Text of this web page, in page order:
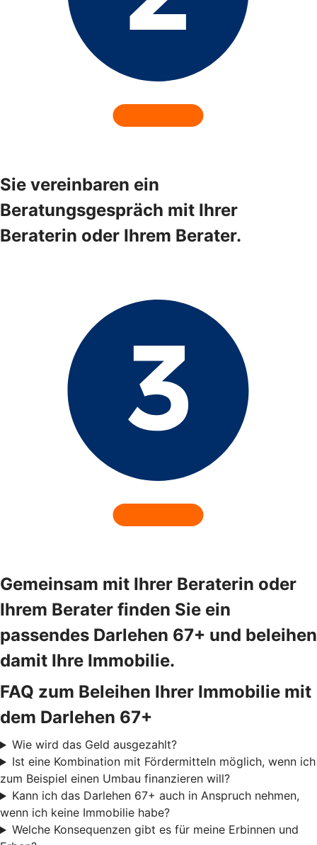
Sie vereinbaren ein
Beratungsgespräch mit Ihrer
Beraterin oder Ihrem Berater.
Gemeinsam mit Ihrer Beraterin oder
Ihrem Berater finden Sie ein
passendes Darlehen 67+ und beleihen
damit Ihre Immobilie.
FAQ zum Beleihen Ihrer Immobilie mit
dem Darlehen 67+
Wie wird das Geld ausgezahlt?
Ist eine Kombination mit Fördermitteln möglich, wenn ich
zum Beispiel einen Umbau finanzieren will?
Kann ich das Darlehen 67+ auch in Anspruch nehmen,
wenn ich keine Immobilie habe?
Welche Konsequenzen gibt es für meine Erbinnen und